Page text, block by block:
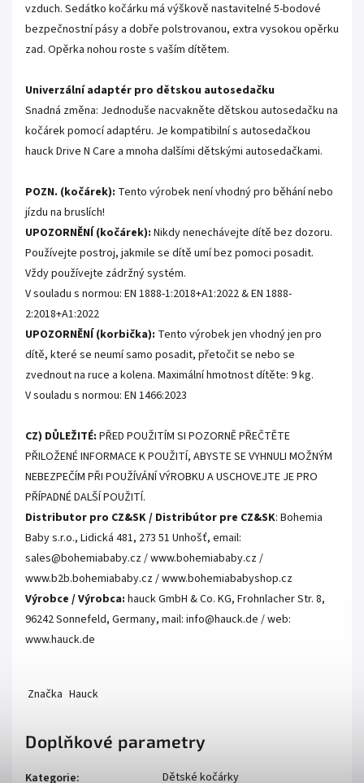
vzduch. Sedátko kočárku má výškově nastavitelné 5-bodové
bezpečnostní pásy a dobře polstrovanou, extra vysokou opěrku
zad. Opěrka nohou roste s vaším dítětem.
Univerzální adaptér pro dětskou autosedačku
Snadná změna: Jednoduše nacvakněte dětskou autosedačku na
kočárek pomocí adaptéru. Je kompatibilní s autosedačkou
hauck Drive N Care a mnoha dalšími dětskými autosedačkami.
POZN. (kočárek): Tento výrobek není vhodný pro běhání nebo
jízdu na bruslích!
UPOZORNĚNÍ (kočárek): Nikdy nenechávejte dítě bez dozoru.
Používejte postroj, jakmile se dítě umí bez pomoci posadit.
Vždy používejte zádržný systém.
V souladu s normou: EN 1888-1:2018+A1:2022 & EN 1888-
2:2018+A1:2022
UPOZORNĚNÍ (korbička): Tento výrobek jen vhodný jen pro
dítě, které se neumí samo posadit, přetočit se nebo se
zvednout na ruce a kolena. Maximální hmotnost dítěte: 9 kg.
V souladu s normou: EN 1466:2023
CZ) DŮLEŽITÉ: PŘED POUŽITÍM SI POZORNĚ PŘEČTĚTE
PŘILOŽENÉ INFORMACE K POUŽITÍ, ABYSTE SE VYHNULI MOŽNÝM
NEBEZPEČÍM PŘI POUŽÍVÁNÍ VÝROBKU A USCHOVEJTE JE PRO
PŘÍPADNÉ DALŠÍ POUŽITÍ.
Distributor pro CZ&SK / Distribútor pre CZ&SK: Bohemia
Baby s.r.o., Lidická 481, 273 51 Unhošť, email:
sales@bohemiababy.cz / www.bohemiababy.cz /
www.b2b.bohemiababy.cz / www.bohemiababyshop.cz
Výrobce / Výrobca: hauck GmbH & Co. KG, Frohnlacher Str. 8,
96242 Sonnefeld, Germany, mail: info@hauck.de / web:
www.hauck.de
Značka Hauck
Doplňkové parametry
Kategorie: Dětské kočárky